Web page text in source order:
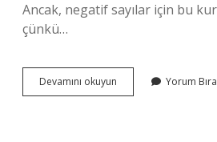
Ancak, negatif sayılar için bu
çünkü…
Devamını okuyun
Büyük
Yorum